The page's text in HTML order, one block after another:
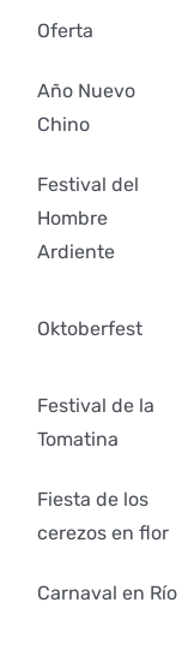
Oferta
Año Nuevo
Chino
Festival del
Hombre
Ardiente
Oktoberfest
Festival de la
Tomatina
Fiesta de los
cerezos en flor
Carnaval en Río